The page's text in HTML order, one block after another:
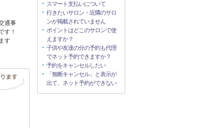
通事
す！
す
スマート支払いについて
行きたいサロン・近隣のサロ
ンが掲載されていません
ポイントはどこのサロンで使
えますか？
子供や友達の分の予約も代理
でネット予約できますか？
予約をキャンセルしたい
「無断キャンセル」と表示が
出て、ネット予約ができない